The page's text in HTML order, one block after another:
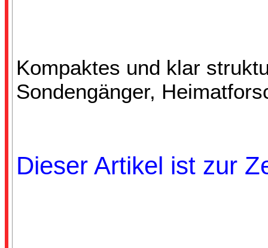
Kompaktes und klar
Sondengänger,
Dieser Artikel ist zur